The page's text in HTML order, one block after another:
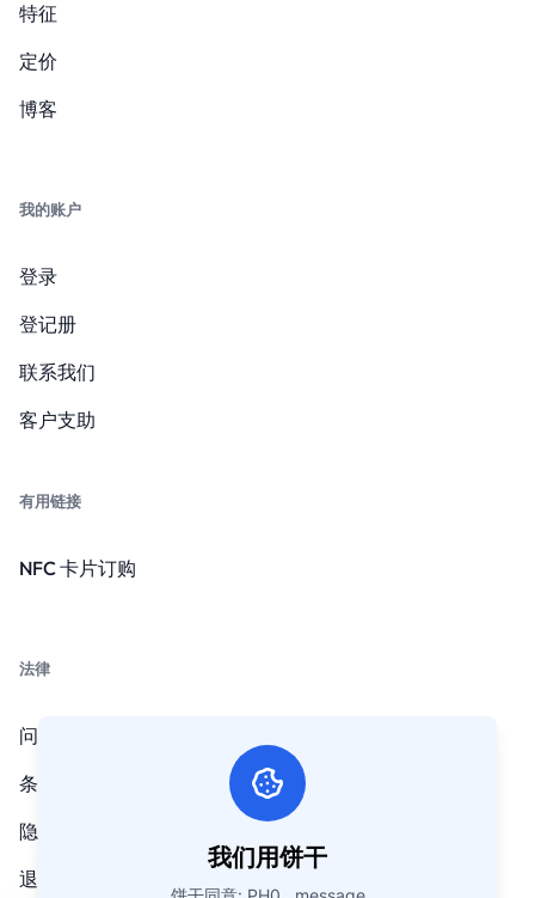
我们用饼干
特征
定价
博客
我的账户
登录
登记册
联系我们
客户支助
有用链接
NFC 卡片订购
法律
问题
条款和条件
隐私政策
退款政策